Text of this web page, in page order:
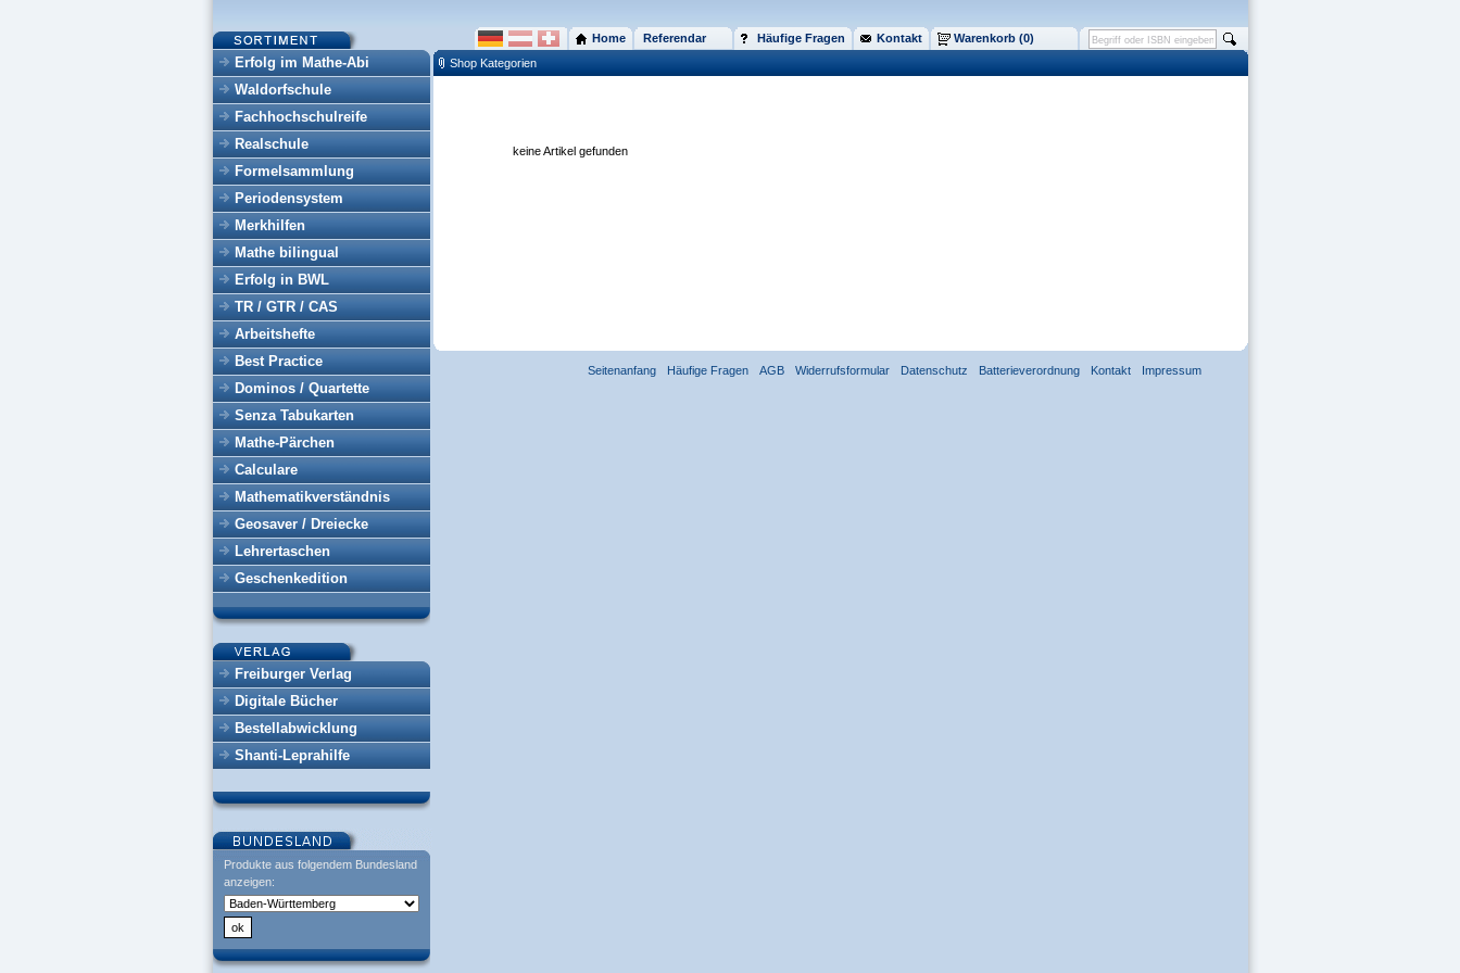
Erfolg im Mathe-Abi
Waldorfschule
Fachhochschulreife
Realschule
Formelsammlung
Periodensystem
Merkhilfen
Mathe bilingual
Erfolg in BWL
TR / GTR / CAS
Arbeitshefte
Best Practice
Dominos / Quartette
Senza Tabukarten
Mathe-Pärchen
Calculare
Mathematikverständnis
Geosaver / Dreiecke
Lehrertaschen
Geschenkedition
Freiburger Verlag
Digitale Bücher
Bestellabwicklung
Shanti-Leprahilfe
Produkte aus folgendem Bundesland
anzeigen:
Home Referendar Häufige Fragen Kontakt
Warenkorb (0)
Shop Kategorien
keine Artikel gefunden
Seitenanfang Häufige Fragen AGB Widerrufsformular Datenschutz Batterieverordnung Kontakt Impressum